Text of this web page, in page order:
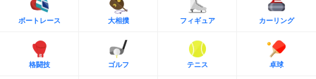
ボートレース 大相撲 フィギュア カーリング
格闘技 ゴルフ テニス 卓球